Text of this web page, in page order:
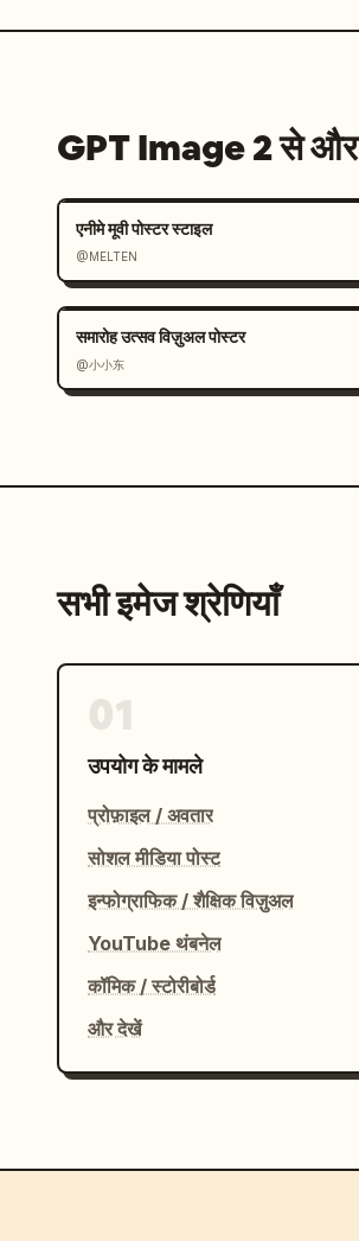
GPT Image 2 से और
एनीमे मूवी पोस्टर स्टाइल
@MELTEN
समारोह उत्सव विज़ुअल पोस्टर
@小小东
सभी इमेज श्रेणियाँ
उपयोग के मामले
प्रोफ़ाइल / अवतार
सोशल मीडिया पोस्ट
इन्फोग्राफिक / शैक्षिक विज़ुअल
YouTube थंबनेल
कॉमिक / स्टोरीबोर्ड
और देखें